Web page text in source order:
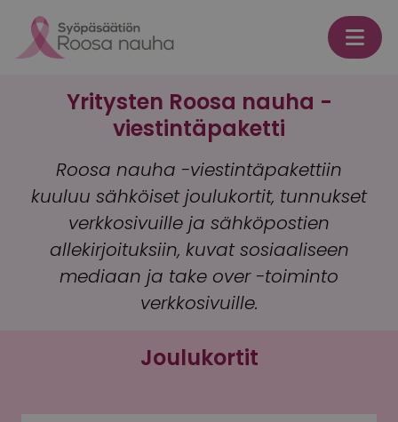
Yritysten Roosa nauha -
viestintäpaketti
Roosa nauha -viestintäpakettiin
kuuluu sähköiset joulukortit, tunnukset
verkkosivuille ja sähköpostien
allekirjoituksiin, kuvat sosiaaliseen
mediaan ja take over -toiminto
verkkosivuille.
Joulukortit